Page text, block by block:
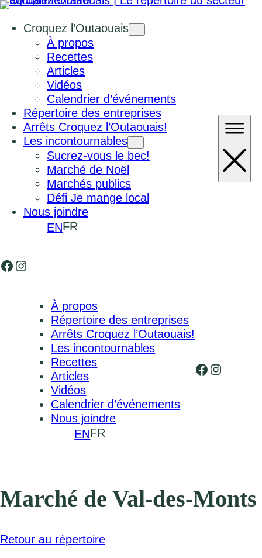
Croquez l’Outaouais
À propos
Recettes
Articles
Vidéos
Calendrier d’événements
Répertoire des entreprises
Arrêts Croquez l’Outaouais!
Les incontournables
Sucrez-vous le bec!
Marché de Noël
Marchés publics
Défi Je mange local
Nous joindre
ENFR
Facebook
Instagram
À propos
Répertoire des entreprises
Arrêts Croquez l’Outaouais!
Les incontournables
Recettes
Articles
Vidéos
Calendrier d’événements
Nous joindre
ENFR
Facebook
Marché de Val-des-Monts
Retour au répertoire